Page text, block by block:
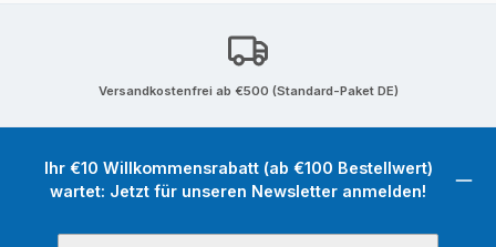
Versandkostenfrei ab €500 (Standard-Paket DE)
Ihr €10 Willkommensrabatt (ab €100 Bestellwert)
wartet: Jetzt für unseren Newsletter anmelden!